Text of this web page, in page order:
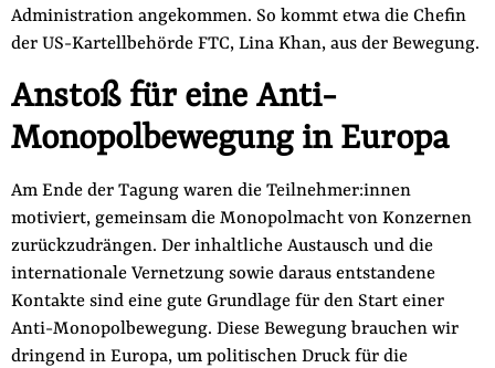
Administration angekommen. So kommt etwa die Chefin
der US-Kartellbehörde FTC, Lina Khan, aus der Bewegung.
Anstoß für eine Anti-
Monopolbewegung in Europa
Am Ende der Tagung waren die Teilnehmer:innen
motiviert, gemeinsam die Monopolmacht von Konzernen
zurückzudrängen. Der inhaltliche Austausch und die
internationale Vernetzung sowie daraus entstandene
Kontakte sind eine gute Grundlage für den Start einer
Anti-Monopolbewegung. Diese Bewegung brauchen wir
dringend in Europa, um politischen Druck für die